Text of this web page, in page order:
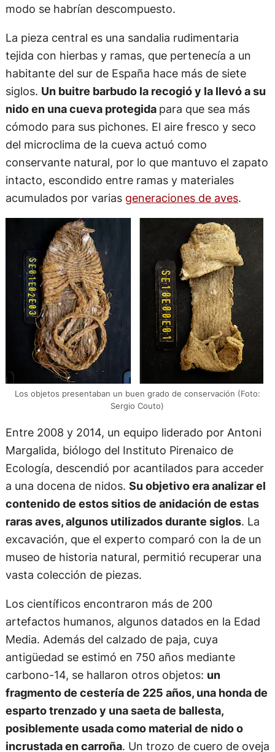
modo se habrían descompuesto.
La pieza central es una sandalia rudimentaria
tejida con hierbas y ramas, que pertenecía a un
habitante del sur de España hace más de siete
siglos. Un buitre barbudo la recogió y la llevó a su
nido en una cueva protegida para que sea más
cómodo para sus pichones. El aire fresco y seco
del microclima de la cueva actuó como
conservante natural, por lo que mantuvo el zapato
intacto, escondido entre ramas y materiales
acumulados por varias generaciones de aves.
Los objetos presentaban un buen grado de conservación (Foto:
Sergio Couto)
Entre 2008 y 2014, un equipo liderado por Antoni
Margalida, biólogo del Instituto Pirenaico de
Ecología, descendió por acantilados para acceder
a una docena de nidos. Su objetivo era analizar el
contenido de estos sitios de anidación de estas
raras aves, algunos utilizados durante siglos. La
excavación, que el experto comparó con la de un
museo de historia natural, permitió recuperar una
vasta colección de piezas.
Los científicos encontraron más de 200
artefactos humanos, algunos datados en la Edad
Media. Además del calzado de paja, cuya
antigüedad se estimó en 750 años mediante
carbono-14, se hallaron otros objetos: un
fragmento de cestería de 225 años, una honda de
esparto trenzado y una saeta de ballesta,
posiblemente usada como material de nido o
incrustada en carroña. Un trozo de cuero de oveja